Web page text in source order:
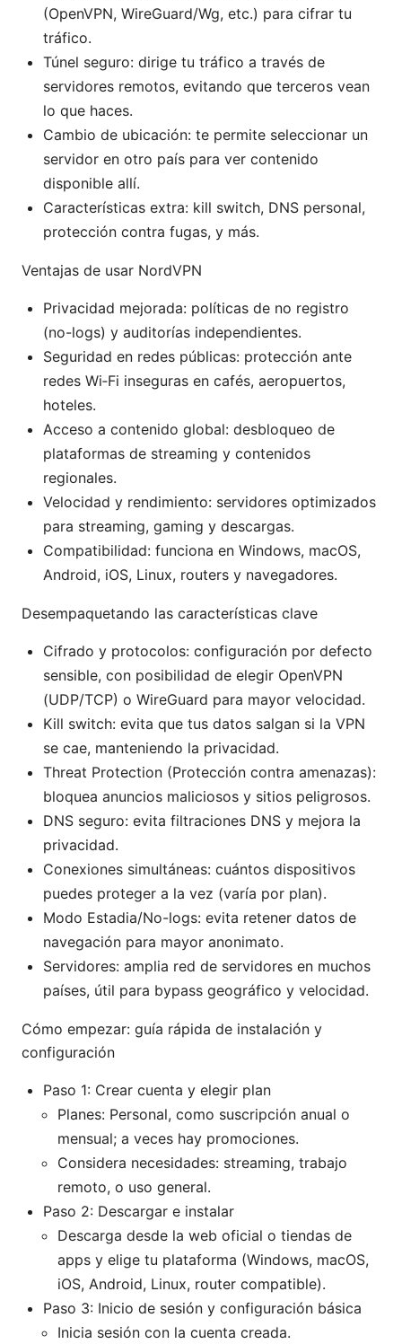
(OpenVPN, WireGuard/Wg, etc.) para cifrar tu
tráfico.
Túnel seguro: dirige tu tráfico a través de
servidores remotos, evitando que terceros vean
lo que haces.
Cambio de ubicación: te permite seleccionar un
servidor en otro país para ver contenido
disponible allí.
Características extra: kill switch, DNS personal,
protección contra fugas, y más.
Ventajas de usar NordVPN
Privacidad mejorada: políticas de no registro
(no-logs) y auditorías independientes.
Seguridad en redes públicas: protección ante
redes Wi‑Fi inseguras en cafés, aeropuertos,
hoteles.
Acceso a contenido global: desbloqueo de
plataformas de streaming y contenidos
regionales.
Velocidad y rendimiento: servidores optimizados
para streaming, gaming y descargas.
Compatibilidad: funciona en Windows, macOS,
Android, iOS, Linux, routers y navegadores.
Desempaquetando las características clave
Cifrado y protocolos: configuración por defecto
sensible, con posibilidad de elegir OpenVPN
(UDP/TCP) o WireGuard para mayor velocidad.
Kill switch: evita que tus datos salgan si la VPN
se cae, manteniendo la privacidad.
Threat Protection (Protección contra amenazas):
bloquea anuncios maliciosos y sitios peligrosos.
DNS seguro: evita filtraciones DNS y mejora la
privacidad.
Conexiones simultáneas: cuántos dispositivos
puedes proteger a la vez (varía por plan).
Modo Estadia/No-logs: evita retener datos de
navegación para mayor anonimato.
Servidores: amplia red de servidores en muchos
países, útil para bypass geográfico y velocidad.
Cómo empezar: guía rápida de instalación y
configuración
Paso 1: Crear cuenta y elegir plan
Planes: Personal, como suscripción anual o
mensual; a veces hay promociones.
Considera necesidades: streaming, trabajo
remoto, o uso general.
Paso 2: Descargar e instalar
Descarga desde la web oficial o tiendas de
apps y elige tu plataforma (Windows, macOS,
iOS, Android, Linux, router compatible).
Paso 3: Inicio de sesión y configuración básica
Inicia sesión con la cuenta creada.